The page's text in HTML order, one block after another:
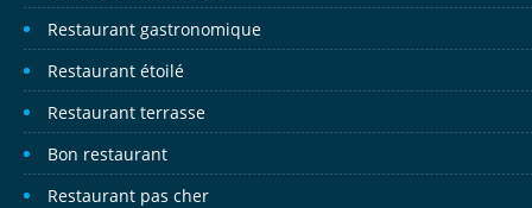
Restaurant gastronomique
Restaurant étoilé
Restaurant terrasse
Bon restaurant
Restaurant pas cher